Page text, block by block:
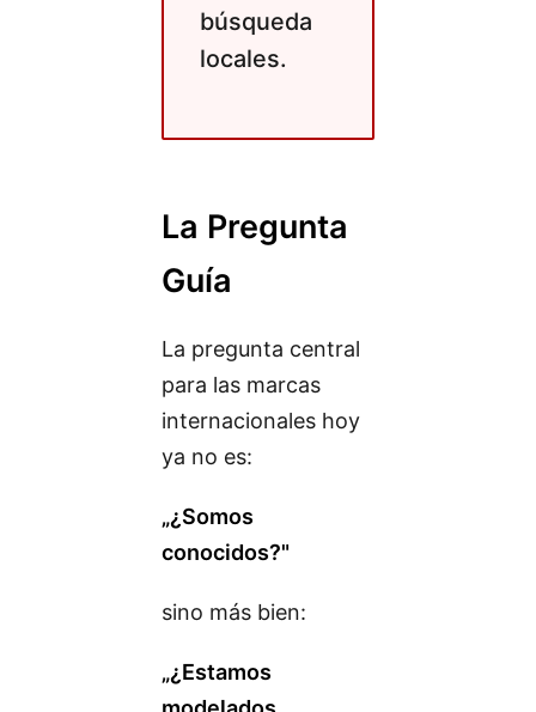
búsqueda
locales.
La Pregunta
Guía
La pregunta central
para las marcas
internacionales hoy
ya no es:
„¿Somos
conocidos?"
sino más bien:
„¿Estamos